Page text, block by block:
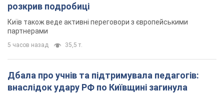
розкрив подробиці
Київ також веде активні переговори з європейськими
партнерами
5 часов назад 35,5 т.
Дбала про учнів та підтримувала педагогів:
внаслідок удару РФ по Київщині загинула